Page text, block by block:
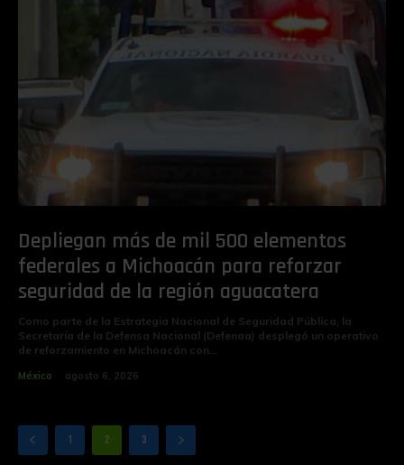
Depliegan más de mil 500 elementos
federales a Michoacán para reforzar
seguridad de la región aguacatera
Como parte de la Estrategia Nacional de Seguridad Pública, la
Secretaría de la Defensa Nacional (Defenaa) desplegó un operativo
de reforzamiento en Michoacán con...
México agosto 6, 2026
1 2 3